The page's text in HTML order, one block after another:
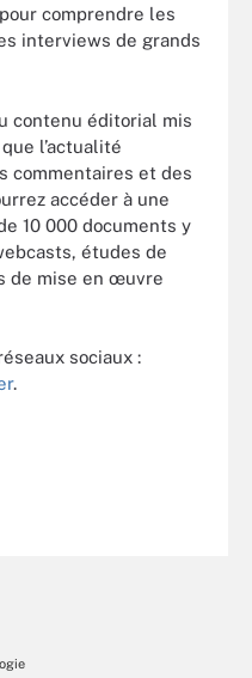
comprendre les
interviews de grands
contenu éditorial mis
l’actualité
commentaires et des
accéder à une
10 000 documents y
études de
de mise en œuvre
sociaux :
.